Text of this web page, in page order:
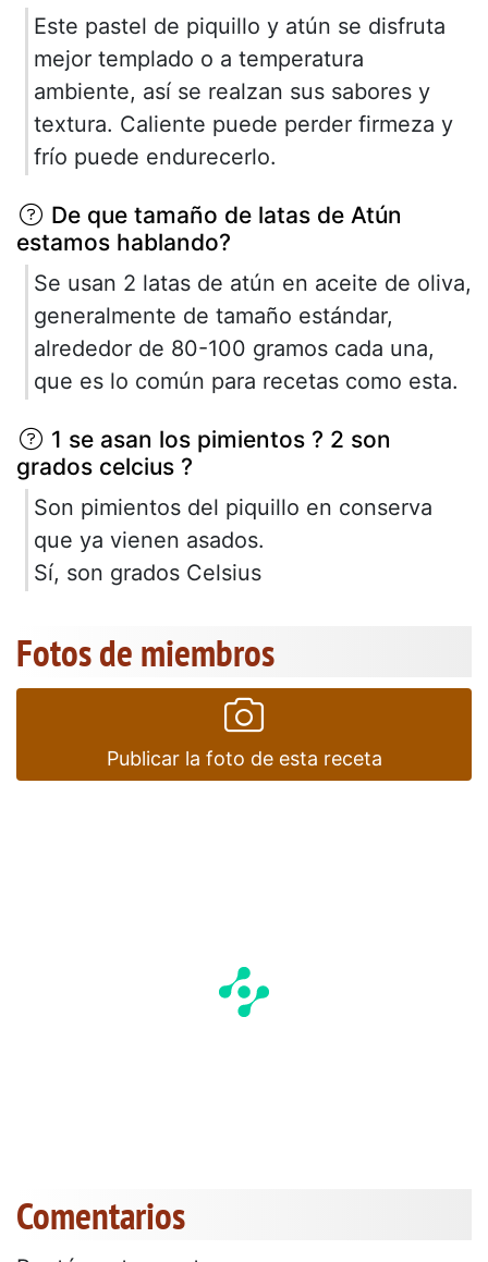
Este pastel de piquillo y atún se disfruta
mejor templado o a temperatura
ambiente, así se realzan sus sabores y
textura. Caliente puede perder firmeza y
frío puede endurecerlo.
De que tamaño de latas de Atún
estamos hablando?
Se usan 2 latas de atún en aceite de oliva,
generalmente de tamaño estándar,
alrededor de 80-100 gramos cada una,
que es lo común para recetas como esta.
1 se asan los pimientos ? 2 son
grados celcius ?
Son pimientos del piquillo en conserva
que ya vienen asados.
Sí, son grados Celsius
Fotos de miembros
Publicar la foto de esta receta
Comentarios